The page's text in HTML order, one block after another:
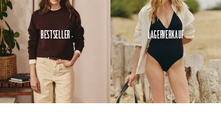
Bestseller Lagerverkauf